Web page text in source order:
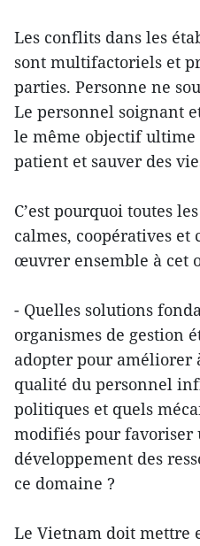
Les conflits dans les
sont multifactoriels et
parties. Personne ne
Le personnel soignant
le même objectif
patient et sauver des
C’est pourquoi toutes
calmes, coopératives et
œuvrer ensemble à cet
- Quelles solutions
organismes de gestion
adopter pour améliorer
qualité du personnel
politiques et quels
modifiés pour
développement des
ce domaine ?
Le Vietnam doit mettre